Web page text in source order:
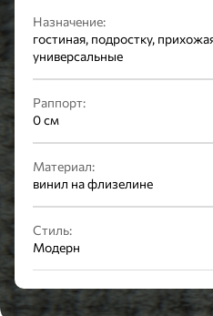
Назначение:
гостиная, подростку,
универсальные
Раппорт:
0 см
Материал:
винил на флизелине
Стиль:
Модерн